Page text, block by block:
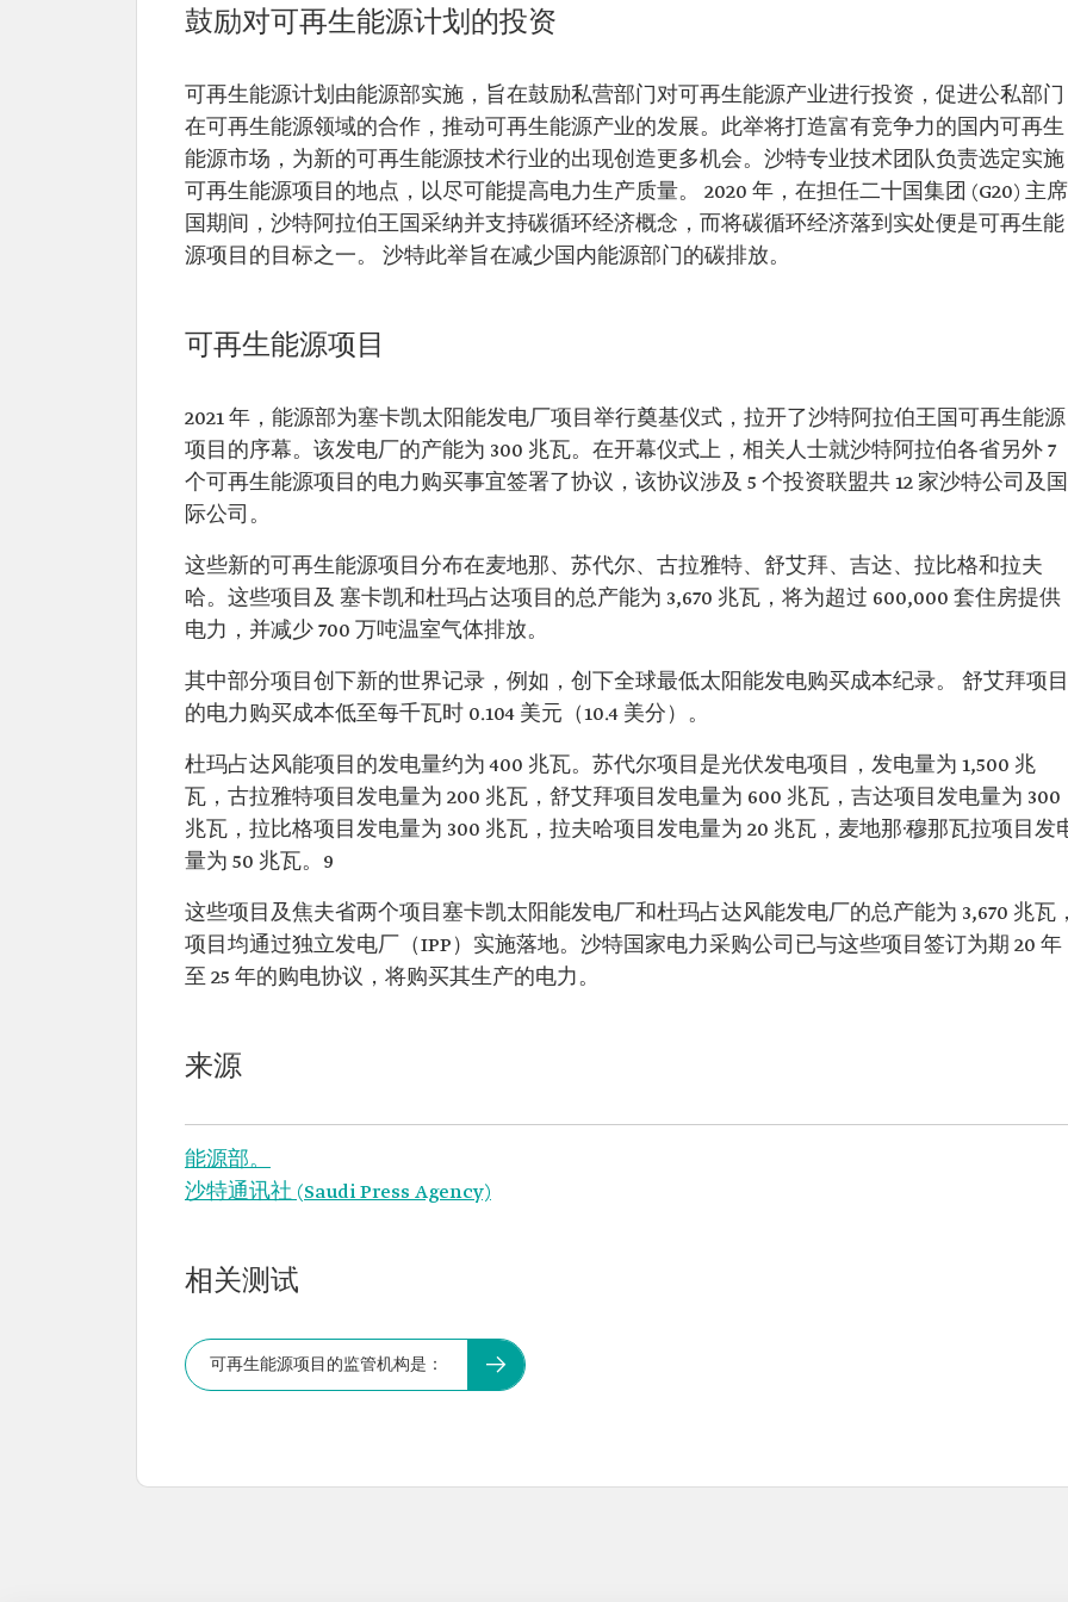
鼓励对可再生能源计划的投资
可再生能源计划由能源部实施，旨在鼓励私营部门对可再生能源产业进行投资，促进公私部门
在可再生能源领域的合作，推动可再生能源产业的发展。此举将打造富有竞争力的国内可再生
能源市场，为新的可再生能源技术行业的出现创造更多机会。沙特专业技术团队负责选定实施
可再生能源项目的地点，以尽可能提高电力生产质量。 2020 年，在担任二十国集团 (G20) 主席
国期间，沙特阿拉伯王国采纳并支持碳循环经济概念，而将碳循环经济落到实处便是可再生能
源项目的目标之一。 沙特此举旨在减少国内能源部门的碳排放。
可再生能源项目
2021 年，能源部为塞卡凯太阳能发电厂项目举行奠基仪式，拉开了沙特阿拉伯王国可再生能源
项目的序幕。该发电厂的产能为 300 兆瓦。在开幕仪式上，相关人士就沙特阿拉伯各省另外 7
个可再生能源项目的电力购买事宜签署了协议，该协议涉及 5 个投资联盟共 12 家沙特公司及国
际公司。
这些新的可再生能源项目分布在麦地那、苏代尔、古拉雅特、舒艾拜、吉达、拉比格和拉夫
哈。这些项目及 塞卡凯和杜玛占达项目的总产能为 3,670 兆瓦，将为超过 600,000 套住房提供
电力，并减少 700 万吨温室气体排放。
其中部分项目创下新的世界记录，例如，创下全球最低太阳能发电购买成本纪录。 舒艾拜项目
的电力购买成本低至每千瓦时 0.104 美元（10.4 美分）。
杜玛占达风能项目的发电量约为 400 兆瓦。苏代尔项目是光伏发电项目，发电量为 1,500 兆
瓦，古拉雅特项目发电量为 200 兆瓦，舒艾拜项目发电量为 600 兆瓦，吉达项目发电量为 300
兆瓦，拉比格项目发电量为 300 兆瓦，拉夫哈项目发电量为 20 兆瓦，麦地那·穆那瓦拉项目发
量为 50 兆瓦。9
这些项目及焦夫省两个项目塞卡凯太阳能发电厂和杜玛占达风能发电厂的总产能为 3,670 兆瓦，
项目均通过独立发电厂（IPP）实施落地。沙特国家电力采购公司已与这些项目签订为期 20 年
至 25 年的购电协议，将购买其生产的电力。
来源
能源部。
沙特通讯社 (Saudi Press Agency)
相关测试
可再生能源项目的监管机构是：